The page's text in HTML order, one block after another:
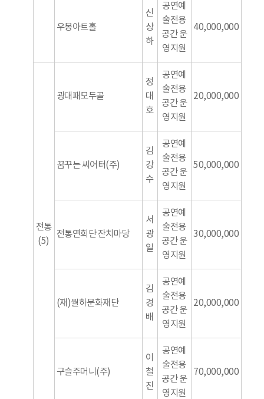
우봉아트홀
신
상
하
공연예
술전용
공간 운
영지원
40,000,000
전통
(5)
광대패모두골
정
대
호
공연예
술전용
공간 운
영지원
20,000,000
꿈꾸는 씨어터(주)
김
강
수
공연예
술전용
공간 운
영지원
50,000,000
전통연희단 잔치마당
서
광
일
공연예
술전용
공간 운
영지원
30,000,000
(재)월하문화재단
김
경
배
공연예
술전용
공간 운
영지원
20,000,000
구슬주머니(주)
이
철
진
공연예
술전용
공간 운
영지원
70,000,000